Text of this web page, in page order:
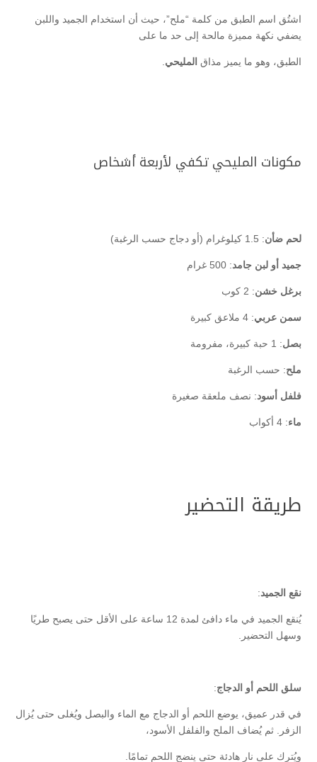
اشتُق اسم الطبق من كلمة “ملح”، حيث أن استخدام الجميد واللبن
يضفي نكهة مميزة مالحة إلى حد ما على
الطبق، وهو ما يميز مذاق المليحي
مكونات المليحي تكفي لأربعة أشخاص
لحم ضأن: 1.5 كيلوغرام (أو دجاج حسب الرغبة)
جميد أو لبن جامد: 500 غرام
برغل خشن: 2 كوب
سمن عربي: 4 ملاعق كبيرة
بصل: 1 حبة كبيرة، مفرومة
ملح: حسب الرغبة
فلفل أسود: نصف ملعقة صغيرة
ماء: 4 أكواب
طريقة التحضير
نقع الجميد:
يُنقع الجميد في ماء دافئ لمدة 12 ساعة على الأقل حتى يصبح طريًا
وسهل التحضير.
سلق اللحم أو الدجاج:
في قدر عميق، يوضع اللحم أو الدجاج مع الماء والبصل ويُغلى حتى يُزال
الزفر. ثم يُضاف الملح والفلفل الأسود،
ويُترك على نار هادئة حتى ينضج اللحم تمامًا.